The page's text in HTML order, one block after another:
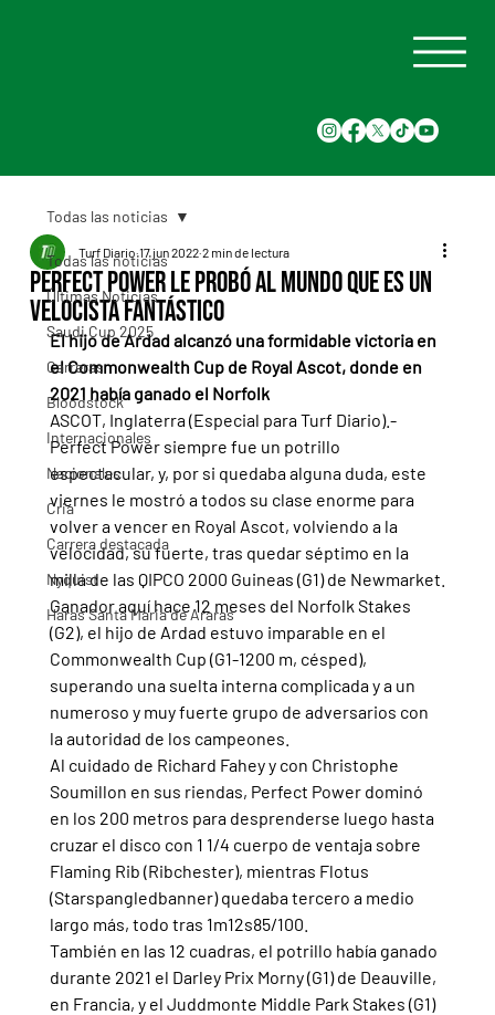
Todas las noticias
Últimas Noticias
Saudi Cup 2025
Carreras
Bloodstock
Internacionales
Nacionales
Cria
Carrera destacada
Nyquist
Haras Santa Maria de Araras
Todas las noticias
Perfect Power le probó al mundo que es un
velocista fantástico
Turf Diario 17 jun 2022 2 min de lectura
El hijo de Ardad alcanzó una formidable victoria en
el Commonwealth Cup de Royal Ascot, donde en
2021 había ganado el Norfolk
ASCOT, Inglaterra (Especial para Turf Diario).-
Perfect Power siempre fue un potrillo
espectacular, y, por si quedaba alguna duda, este
viernes le mostró a todos su clase enorme para
volver a vencer en Royal Ascot, volviendo a la
velocidad, su fuerte, tras quedar séptimo en la
milla de las QIPCO 2000 Guineas (G1) de Newmarket.
Ganador aquí hace 12 meses del Norfolk Stakes
(G2), el hijo de Ardad estuvo imparable en el
Commonwealth Cup (G1-1200 m, césped),
superando una suelta interna complicada y a un
numeroso y muy fuerte grupo de adversarios con
la autoridad de los campeones.
Al cuidado de Richard Fahey y con Christophe
Soumillon en sus riendas, Perfect Power dominó
en los 200 metros para desprenderse luego hasta
cruzar el disco con 1 1/4 cuerpo de ventaja sobre
Flaming Rib (Ribchester), mientras Flotus
(Starspangledbanner) quedaba tercero a medio
largo más, todo tras 1m12s85/100.
También en las 12 cuadras, el potrillo había ganado
durante 2021 el Darley Prix Morny (G1) de Deauville,
en Francia, y el Juddmonte Middle Park Stakes (G1)